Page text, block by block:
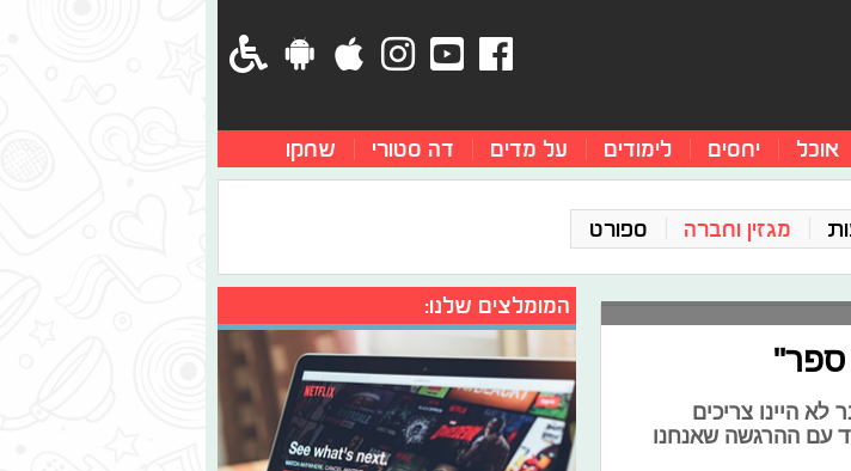
אוכל יחסים לימודים על מדים דה סטורי שחקו
מגזין וחברה ספורט
היינו צריכים
עם ההרגשה שאנחנו
המומלצים שלנו: